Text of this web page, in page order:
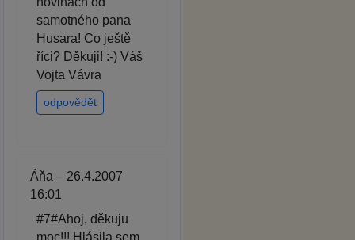
samotného pana
Husara! Co ještě
říci? Děkuji! :-) Váš
Vojta Vávra
odpovědět
Áňa – 26.4.2007
16:01
#7#Ahoj, děkuju